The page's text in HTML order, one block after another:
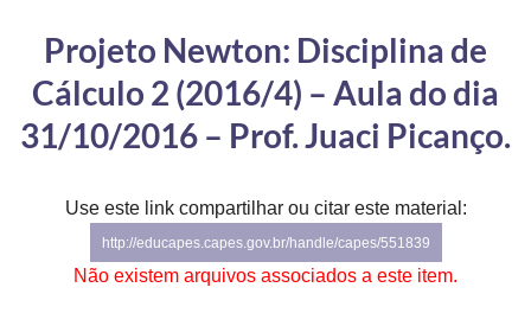
Controladoria-Geral da União
Ministério da Mulher, da Família e dos Direitos Humanos
Secretaria de Governo
Gabinete de Segurança Institucional
Projeto Newton: Disciplina de
Cálculo 2 (2016/4) – Aula do dia
31/10/2016 – Prof. Juaci Picanço.
Use este link compartilhar ou citar este material:
http://educapes.capes.gov.br/handle/capes/551839
Não existem arquivos associados a este item.